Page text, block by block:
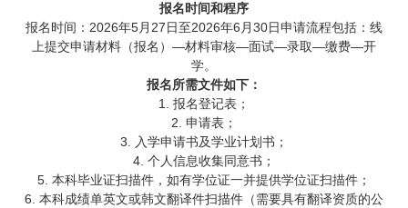
报名时间和程序
报名时间：2026年5月27日至2026年6月30日申请流程包括：线
上提交申请材料（报名）—材料审核—面试—录取—缴费—开
学。
报名所需文件如下：
1. 报名登记表；
2. 申请表；
3. 入学申请书及学业计划书；
4. 个人信息收集同意书；
5. 本科毕业证扫描件，如有学位证一并提供学位证扫描件；
6. 本科成绩单英文或韩文翻译件扫描件（需要具有翻译资质的公